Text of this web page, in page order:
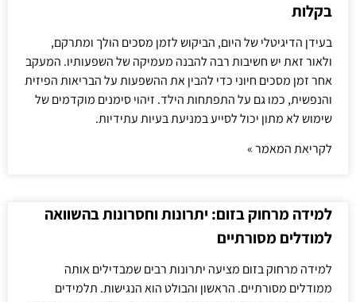
בקלות
בעידן הדיגיטלי של היום, הביקוש לזמן מסכים הולך ומתרקם,
ולאור זאת יש חשיבות רבה להבנה מעמיקה של השפעותיו. המעקב
אחר זמן מסכים חיוני כדי להבין את ההשפעות על הבריאות הפיזית
והנפשית, כמו גם על התפתחות הילד. זיהוי סימנים מוקדמים של
שימוש לא מתון יכול לסייע במניעת בעיות עתידיות.
לקריאת המאמר »
למידה מרחוק בזום: יתרונות וחסרונות בהשוואה
למודלים מסורתיים
למידה מרחוק בזום מציעה יתרונות רבים שמבדילים אותה
ממודלים מסורתיים. הראשון והבולט הוא הנגישות. תלמידים